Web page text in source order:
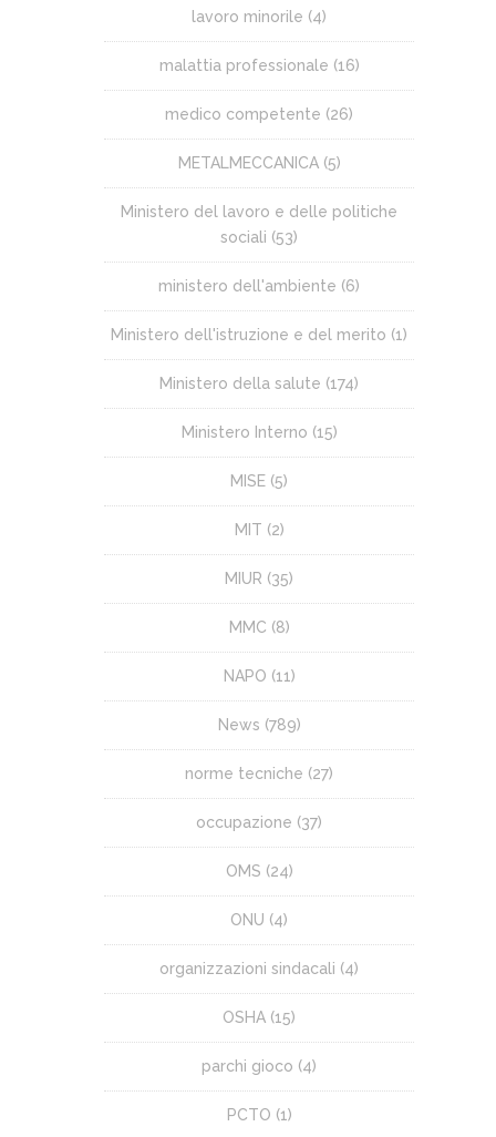
lavoro minorile (4)
malattia professionale (16)
medico competente (26)
METALMECCANICA(5)
Ministero del lavoro e delle politiche
sociali (53)
ministero dell'ambiente (6)
Ministero dell'istruzione e del merito (1)
Ministero della salute (174)
Ministero Interno (15)
MISE (5)
MIT (2)
MIUR (35)
MMC (8)
NAPO (11)
News (789)
norme tecniche (27)
occupazione (37)
OMS (24)
ONU (4)
organizzazioni sindacali (4)
OSHA (15)
parchi gioco (4)
PCTO (1)